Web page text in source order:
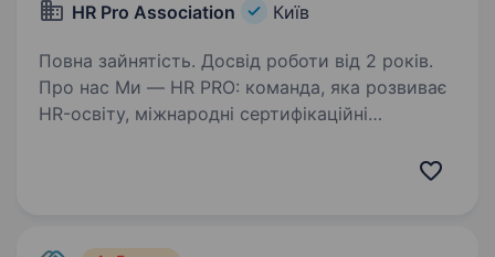
HR Pro Association Київ
Повна зайнятість. Досвід роботи від 2 років.
Про нас Ми — HR PRO: команда, яка розвиває
HR-освіту, міжнародні сертифікаційні